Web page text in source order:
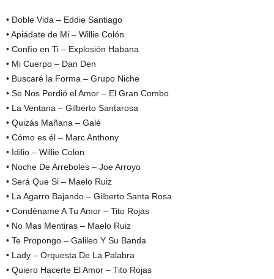
• Doble Vida – Eddie Santiago
• Apiádate de Mi – Willie Colón
• Confío en Ti – Explosión Habana
• Mi Cuerpo – Dan Den
• Buscaré la Forma – Grupo Niche
• Se Nos Perdió el Amor – El Gran Combo
• La Ventana – Gilberto Santarosa
• Quizás Mañana – Galé
• Cómo es él – Marc Anthony
• Idilio – Willie Colon
• Noche De Arreboles – Joe Arroyo
• Será Que Si – Maelo Ruiz
• La Agarro Bajando – Gilberto Santa Rosa
• Condéname A Tu Amor – Tito Rojas
• No Mas Mentiras – Maelo Ruiz
• Te Propongo – Galileo Y Su Banda
• Lady – Orquesta De La Palabra
• Quiero Hacerte El Amor – Tito Rojas